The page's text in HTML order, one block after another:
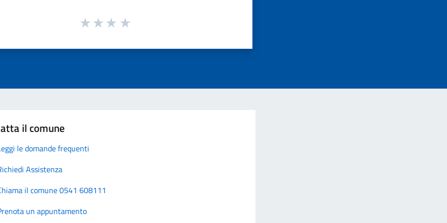
il comune
le domande frequenti
Assistenza
il comune 0541 608111
un appuntamento